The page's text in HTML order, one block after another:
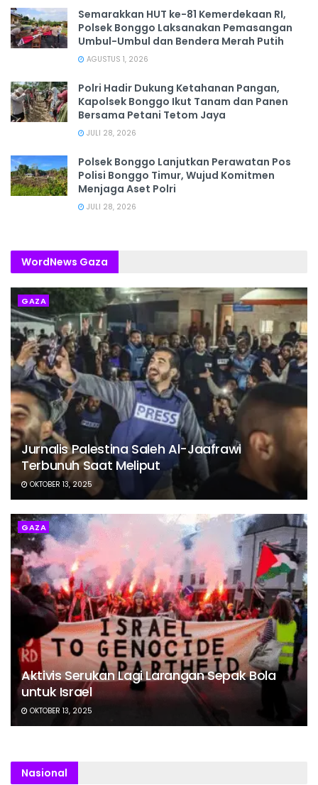
Semarakkan HUT ke-81 Kemerdekaan RI,
Polsek Bonggo Laksanakan Pemasangan
Umbul-Umbul dan Bendera Merah Putih
AGUSTUS 1, 2026
Polri Hadir Dukung Ketahanan Pangan,
Kapolsek Bonggo Ikut Tanam dan Panen
Bersama Petani Tetom Jaya
JULI 28, 2026
Polsek Bonggo Lanjutkan Perawatan Pos
Polisi Bonggo Timur, Wujud Komitmen
Menjaga Aset Polri
JULI 28, 2026
WordNews Gaza
GAZA
Jurnalis Palestina Saleh Al-Jaafrawi
Terbunuh Saat Meliput
OKTOBER 13, 2025
GAZA
Aktivis Serukan Lagi Larangan Sepak Bola
untuk Israel
OKTOBER 13, 2025
Nasional